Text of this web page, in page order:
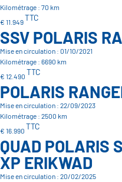
Kilométrage : 70 km
€ 11.949TTC
SSV POLARIS
Mise en circulation : 01/10/2021
Kilométrage : 6690 km
€ 12.490 TTC
POLARIS
Mise en circulation : 22/09/2023
Kilométrage : 2500 km
€ 16.990 TTC
QUAD POLARIS
XP ERIKWAD
Mise en circulation : 20/02/2025